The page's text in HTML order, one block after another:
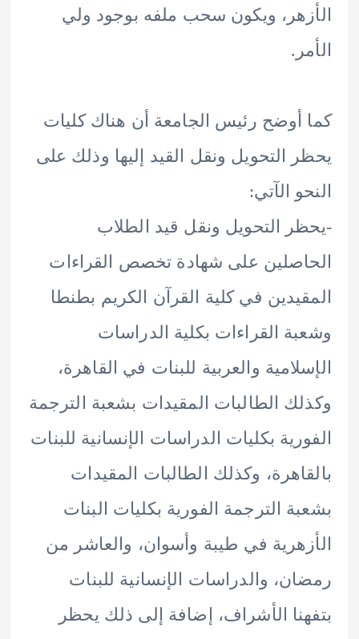
ويكون سحب ملفه بوجود ولي
أوضح رئيس الجامعة أن هناك كليات
التحويل ونقل القيد إليها وذلك على
الآتي:
التحويل ونقل قيد الطلاب
على شهادة تخصص القراءات
في كلية القرآن الكريم بطنطا
القراءات بكلية الدراسات
والعربية للبنات في القاهرة،
الطالبات المقيدات بشعبة الترجمة
بكليات الدراسات الإنسانية للبنات
وكذلك الطالبات المقيدات
الترجمة الفورية بكليات البنات
في طيبة وأسوان، والعاشر من
والدراسات الإنسانية للبنات
الأشراف، إضافة إلى ذلك يحظر